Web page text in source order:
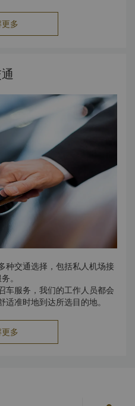
多
种交通选择，包括私人机场接
。
车服务，我们的工作人员都会
准时地到达所选目的地。
多